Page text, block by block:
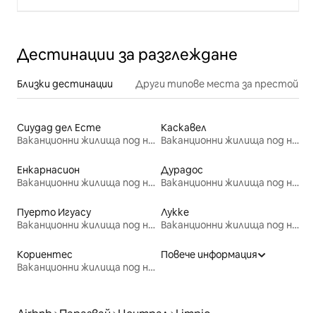
Дестинации за разглеждане
Близки дестинации Други типове места за престой
Сиудад дел Есте
Ваканционни жилища под наем
Каскавел
Ваканционни жилища под наем
Енкарнасион
Ваканционни жилища под наем
Дурадос
Ваканционни жилища под наем
Пуерто Игуасу
Ваканционни жилища под наем
Лукке
Ваканционни жилища под наем
Кориентес
Ваканционни жилища под наем
Повече информация